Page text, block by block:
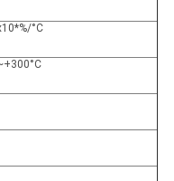
°C